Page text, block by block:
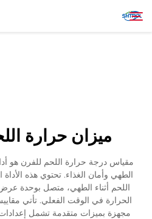
اتصل بنا
ميزان حرارة
مقياس درجة حرارة اللحم للفرن هو
الطهي وأمان الغذاء. تحتوي هذه
اللحم أثناء الطهي، متصل بوحدة
الحرارة في الوقت الفعلي. تأتي
مجهزة بميزات متقدمة تشمل